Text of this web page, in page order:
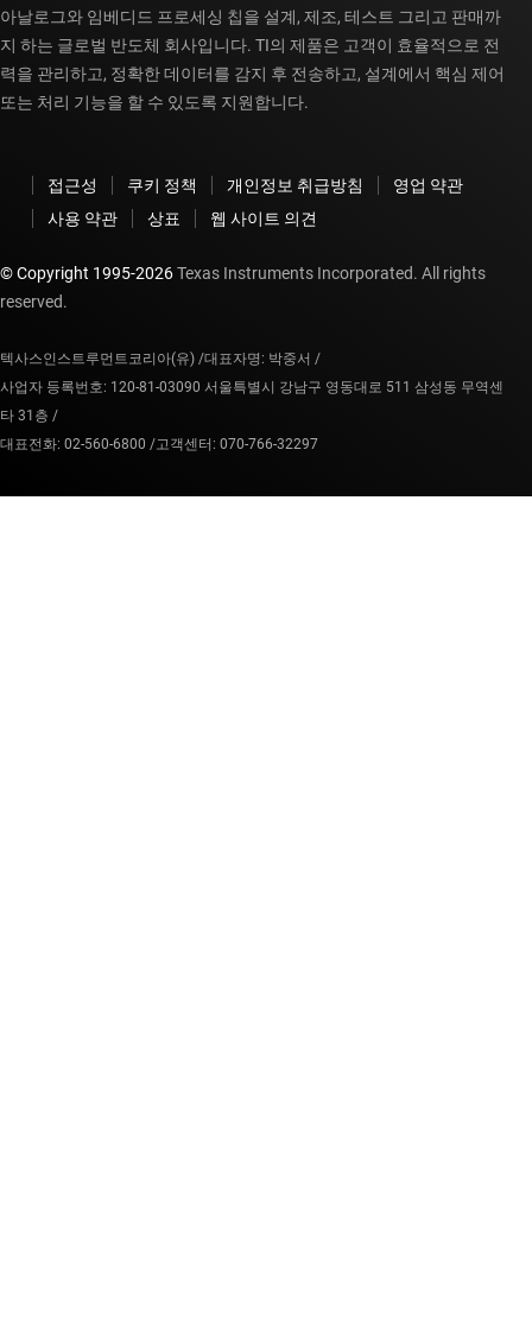
아날로그와 임베디드 프로세싱 칩을 설계, 제조, 테스트 그리고 판매까
지 하는 글로벌 반도체 회사입니다. TI의 제품은 고객이 효율적으로 전
력을 관리하고, 정확한 데이터를 감지 후 전송하고, 설계에서 핵심 제어
또는 처리 기능을 할 수 있도록 지원합니다.
접근성 쿠키 정책 개인정보 취급방침
영업 약관
사용 약관
상표 웹 사이트 의견
© Copyright 1995-2026Texas Instruments Incorporated. All rights
reserved.
텍사스인스트루먼트코리아(유) /대표자명: 박중서 /
사업자 등록번호: 120-81-03090 서울특별시 강남구 영동대로 511 삼성동 무역센
타 31층 /
대표전화: 02-560-6800 /고객센터: 070-766-32297